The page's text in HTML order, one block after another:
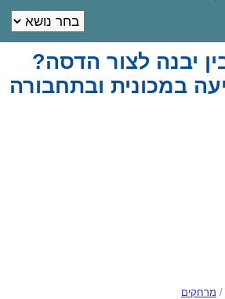
יבנה לצור הדסה?
במכונית ובתחבורה
/ מרחקים